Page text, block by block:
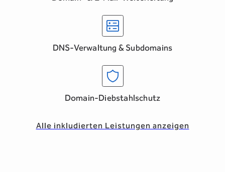
DNS-Verwaltung & Subdomains
Domain-Diebstahlschutz
Alle inkludierten Leistungen anzeigen